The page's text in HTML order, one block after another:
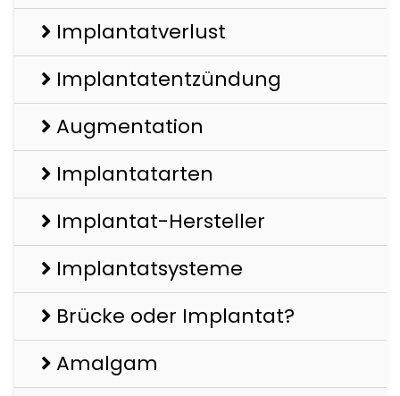
Implantatverlust
Implantatentzündung
Augmentation
Implantatarten
Implantat-Hersteller
Implantatsysteme
Brücke oder Implantat?
Amalgam